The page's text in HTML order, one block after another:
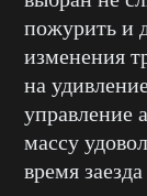
пожурить и
изменения
на
управление
массу
время